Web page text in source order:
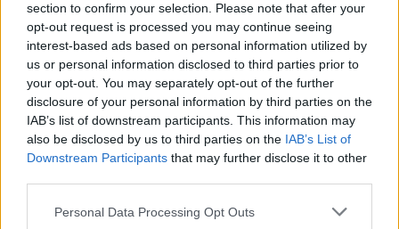
section to confirm your selection. Please note that after your
opt-out request is processed you may continue seeing
interest-based ads based on personal information utilized by
us or personal information disclosed to third parties prior to
your opt-out. You may separately opt-out of the further
disclosure of your personal information by third parties on the
IAB’s list of downstream participants. This information may
also be disclosed by us to third parties on the IAB’s List of
Downstream Participants that may further disclose it to other
Please note that this website/app uses one or more Google
Personal Data Processing Opt Outs
A szolnoki jegyző köteles megakadályozni az
eljárás során az itt épülő elektrolitgyár
beruházását?
2025.04.24. Kiss Lajos
Ehhez egyetlen dologra
lenne szükség, egy
helyi rendeletet kell
hoznia a város illetékes
vezetőinek és máris